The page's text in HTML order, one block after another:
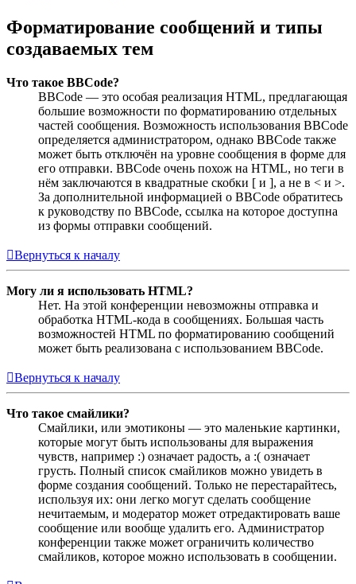
Форматирование сообщений и типы
создаваемых тем
Что такое BBCode?
BBCode — это особая реализация HTML, предлагающая
большие возможности по форматированию отдельных
частей сообщения. Возможность использования BBCode
определяется администратором, однако BBCode также
может быть отключён на уровне сообщения в форме для
его отправки. BBCode очень похож на HTML, но теги в
нём заключаются в квадратные скобки [ и ], а не в < и >.
За дополнительной информацией о BBCode обратитесь
к руководству по BBCode, ссылка на которое доступна
из формы отправки сообщений.
Вернуться к началу
Могу ли я использовать HTML?
Нет. На этой конференции невозможны отправка и
обработка HTML-кода в сообщениях. Большая часть
возможностей HTML по форматированию сообщений
может быть реализована с использованием BBCode.
Вернуться к началу
Что такое смайлики?
Смайлики, или эмотиконы — это маленькие картинки,
которые могут быть использованы для выражения
чувств, например :) означает радость, а :( означает
грусть. Полный список смайликов можно увидеть в
форме создания сообщений. Только не перестарайтесь,
используя их: они легко могут сделать сообщение
нечитаемым, и модератор может отредактировать ваше
сообщение или вообще удалить его. Администратор
конференции также может ограничить количество
смайликов, которое можно использовать в сообщении.